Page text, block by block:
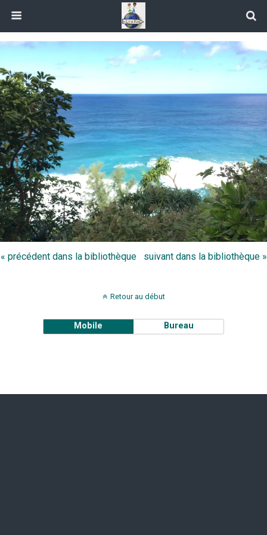
« précédent dans la bibliothèque suivant dans la bibliothèque »
Retour au début
Mobile Bureau